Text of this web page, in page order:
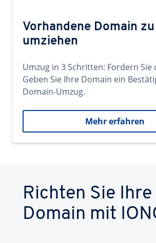
Vorhandene Domain zu
umziehen
Umzug in 3 Schritten: Fordern Sie
Geben Sie Ihre Domain ein
Domain-Umzug.
Mehr erfahren
Richten Sie Ihre
Domain mit